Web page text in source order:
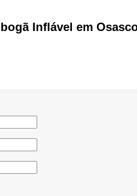
Inflável em